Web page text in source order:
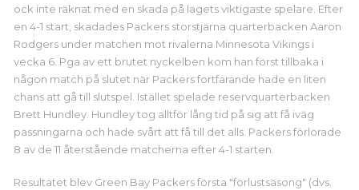
ock inte räknat med en skada på lagets viktigaste spelare. Efter
en 4-1 start, skadades Packers storstjärna quarterbacken Aaron
Rodgers under matchen mot rivalerna Minnesota Vikings i
vecka 6. Pga av ett brutet nyckelben kom han först tillbaka i
någon match på slutet när Packers fortfarande hade en liten
chans att gå till slutspel. Istället spelade reservquarterbacken
Brett Hundley. Hundley tog alltför lång tid på sig att få iväg
passningarna och hade svårt att få till det alls. Packers förlorade
8 av de 11 återstående matcherna efter 4-1 starten.
Resultatet blev Green Bay Packers första "förlustsäsong" (dvs.